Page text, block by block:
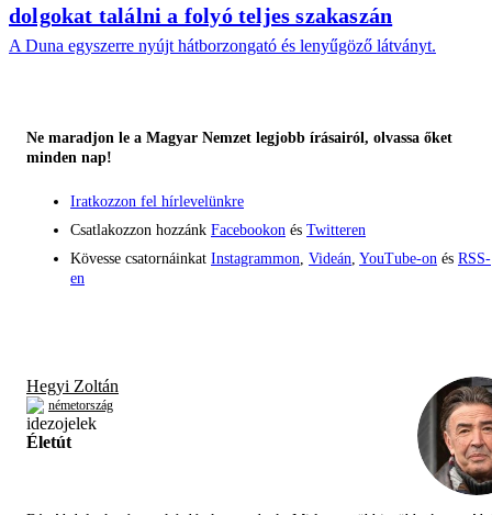
dolgokat találni a folyó teljes szakaszán
A Duna egyszerre nyújt hátborzongató és lenyűgöző látványt.
Ne maradjon le a Magyar Nemzet legjobb írásairól, olvassa őket
minden nap!
Iratkozzon fel hírlevelünkre
Csatlakozzon hozzánk Facebookon és Twitteren
Kövesse csatornáinkat Instagrammon Videán YouTube-on és RSS-
en
Hegyi Zoltán
németország
Életút